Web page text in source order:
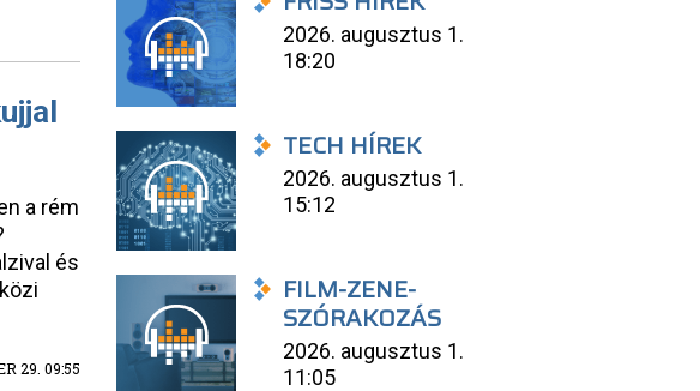
a rém
és
29. 09:55
2026. augusztus 1.
18:20
TECH HÍREK
2026. augusztus 1.
15:12
FILM-ZENE-
SZÓRAKOZÁS
2026. augusztus 1.
11:05